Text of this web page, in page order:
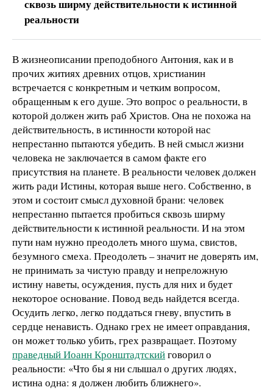
сквозь ширму действительности к истинной
реальности
В жизнеописании преподобного Антония, как и в
прочих житиях древних отцов, христианин
встречается с конкретным и четким вопросом,
обращенным к его душе. Это вопрос о реальности, в
которой должен жить раб Христов. Она не похожа на
действительность, в истинности которой нас
непрестанно пытаются убедить. В ней смысл жизни
человека не заключается в самом факте его
присутствия на планете. В реальности человек должен
жить ради Истины, которая выше него. Собственно, в
этом и состоит смысл духовной брани: человек
непрестанно пытается пробиться сквозь ширму
действительности к истинной реальности. И на этом
пути нам нужно преодолеть много шума, свистов,
безумного смеха. Преодолеть – значит не доверять им,
не принимать за чистую правду и непреложную
истину наветы, осуждения, пусть для них и будет
некоторое основание. Повод ведь найдется всегда.
Осудить легко, легко поддаться гневу, впустить в
сердце ненависть. Однако грех не имеет оправдания,
он может только убить, грех развращает. Поэтому
праведный Иоанн Кронштадтскийговорил о
реальности: «Что бы я ни слышал о других людях,
истина одна: я должен любить ближнего».